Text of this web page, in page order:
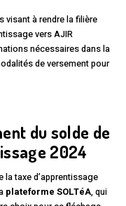
visant à rendre la filière
vers AJIR
nécessaires dans la
de versement pour
du solde de
2024
la taxe d’apprentissage
plateforme SOLTéA, qui